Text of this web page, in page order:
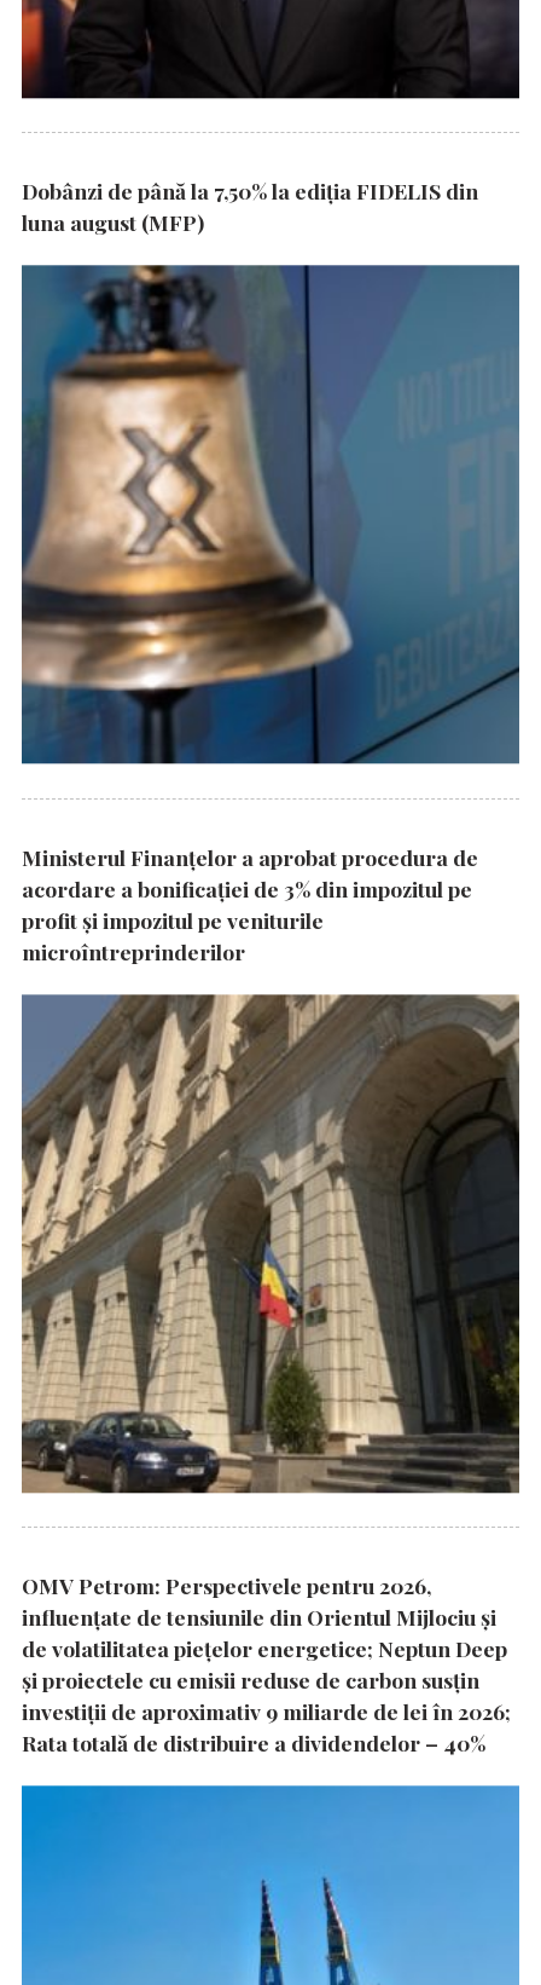
Dobânzi de până la 7,50% la ediția FIDELIS din
luna august (MFP)
Ministerul Finanțelor a aprobat procedura de
acordare a bonificației de 3% din impozitul pe
profit și impozitul pe veniturile
microîntreprinderilor
OMV Petrom: Perspectivele pentru 2026,
influențate de tensiunile din Orientul Mijlociu și
de volatilitatea piețelor energetice; Neptun Deep
și proiectele cu emisii reduse de carbon susțin
investiții de aproximativ 9 miliarde de lei în 2026;
Rata totală de distribuire a dividendelor – 40%